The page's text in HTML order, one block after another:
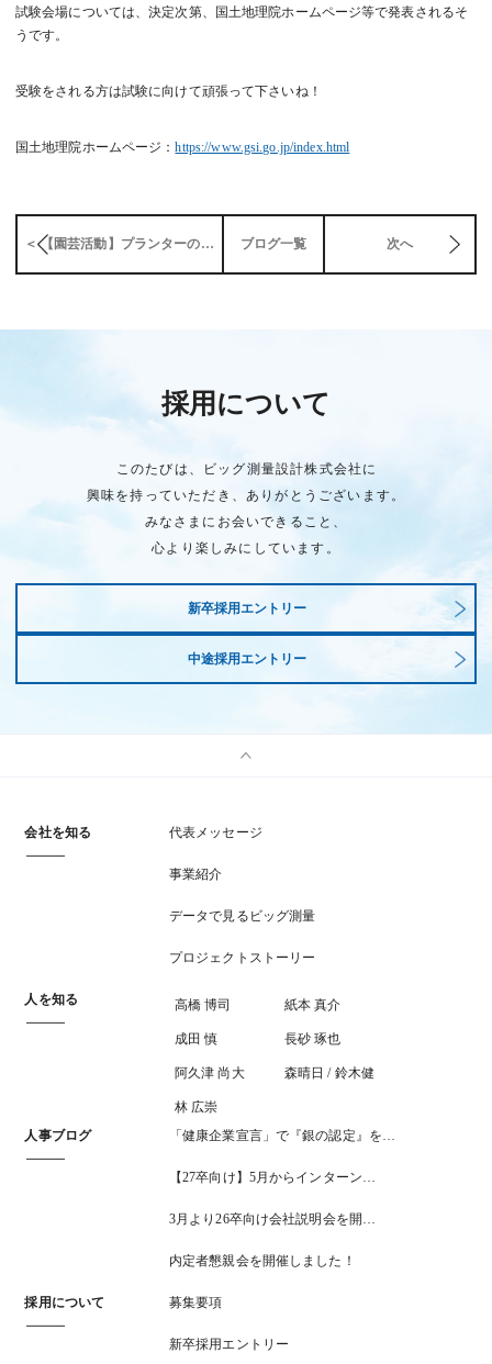
試験会場については、決定次第、国土地理院ホームページ等で発表されるそ
うです。
受験をされる方は試験に向けて頑張って下さいね！
国土地理院ホームページ：https://www.gsi.go.jp/index.html
＜ 【園芸活動】プランターの掃除 ブログ一覧 次へ
採用について
このたびは、ビッグ測量設計株式会社に
興味を持っていただき、ありがとうございます。
みなさまにお会いできること、
心より楽しみにしています。
新卒採用エントリー
中途採用エントリー
会社を知る 代表メッセージ
事業紹介
データで見るビッグ測量
プロジェクトストーリー
人を知る 高橋 博司 紙本 真介
成田 慎 長砂 琢也
阿久津 尚大 森晴日 / 鈴木健
林 広崇
人事ブログ
「健康企業宣言」で『銀の認定』を…
【27卒向け】5月からインターン…
3月より26卒向け会社説明会を開…
内定者懇親会を開催しました！
採用について 募集要項
新卒採用エントリー